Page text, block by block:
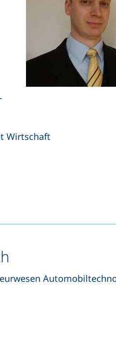
Wirtschaft
Telefonanruf, wenn Ihr
Mail-Programm)
Telefonanruf, wenn Ihr
Ihr E-Mail-Programm)